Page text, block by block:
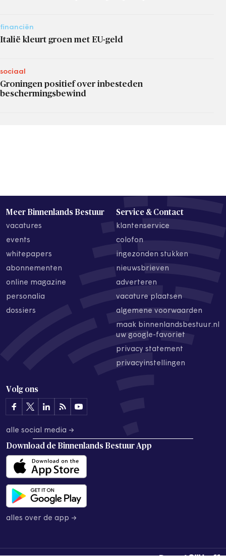
financiën
Italië kleurt groen met EU-geld
sociaal
Groningen positief over inbesteden
beschermingsbewind
Meer Binnenlands Bestuur
vacatures
events
whitepapers
abonnementen
online magazine
personalia
dossiers
Service & Contact
klantenservice
colofon
ingezonden stukken
nieuwsbrieven
adverteren
vacature plaatsen
algemene voorwaarden
maak binnenlandsbestuur.nl
uw google-favoriet
privacy statement
privacyinstellingen
Volg ons
alle social media →
Download de Binnenlands Bestuur App
alles over de app →